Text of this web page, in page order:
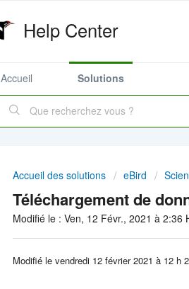
Help Center
Accueil Solutions
Accueil des solutions eBird
Téléchargement de
Modifié le : Ven, 12 Févr., 2021 à 2:36
Modifié le vendredi 12 février 2021 à 12 h